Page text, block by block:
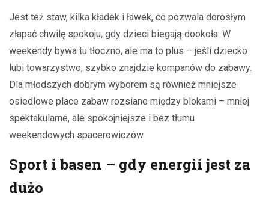
Jest też staw, kilka kładek i ławek, co pozwala dorosłym
złapać chwilę spokoju, gdy dzieci biegają dookoła. W
weekendy bywa tu tłoczno, ale ma to plus – jeśli dziecko
lubi towarzystwo, szybko znajdzie kompanów do zabawy.
Dla młodszych dobrym wyborem są również mniejsze
osiedlowe place zabaw rozsiane między blokami – mniej
spektakularne, ale spokojniejsze i bez tłumu
weekendowych spacerowiczów.
Sport i basen – gdy energii jest za
dużo